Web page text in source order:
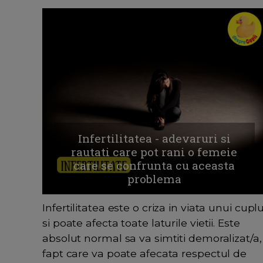
Infertilitatea - adevaruri si
rautati care pot rani o femeie
care se confrunta cu aceasta
problema
Infertilitatea este o criza in viata unui
si poate afecta toate laturile vietii. Este
absolut normal sa va simtiti demoralizat/a,
fapt care va poate afecata respectul de